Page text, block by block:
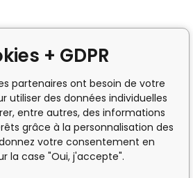
+ GDPR
partenaires ont besoin de votre
utiliser des données individuelles
entre autres, des informations
grâce à la personnalisation des
votre consentement en
la case "Oui, j'accepte".